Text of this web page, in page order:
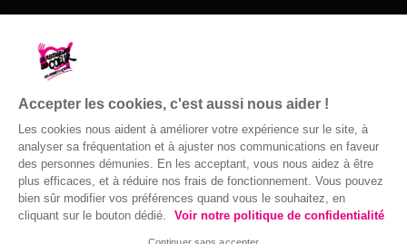
Les Restos du Cœur du 60
09 81 10 17 14
Nous contacter
Confidentialité|Accessibilité : non
Mentions légales| 2016 ©
Accepter les cookies, c'est aussi nous aider !
Les cookies nous aident à améliorer votre expérience sur le site, à
analyser sa fréquentation et à ajuster nos communications en faveur
des personnes démunies. En les acceptant, vous nous aidez à être
plus efficaces, et à réduire nos frais de fonctionnement. Vous pouvez
bien sûr modifier vos préférences quand vous le souhaitez, en
cliquant sur le bouton dédié.
Voir notre politique de confidentialité